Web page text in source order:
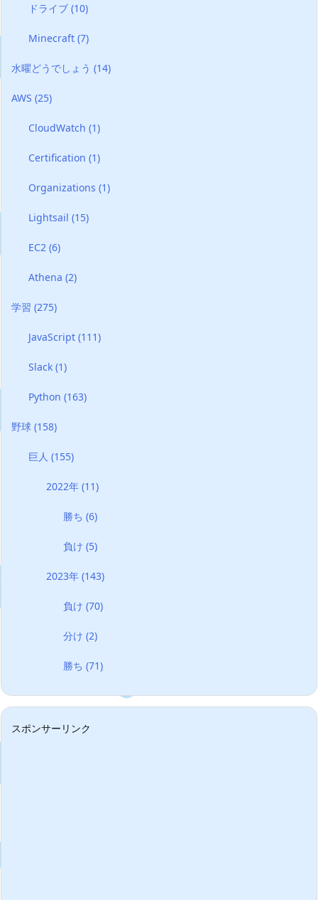
ドライブ(10)
Minecraft(7)
水曜どうでしょう (14)
AWS (25)
CloudWatch(1)
Certification(1)
Organizations(1)
Lightsail(15)
EC2(6)
Athena(2)
学習 (275)
JavaScript(111)
Slack(1)
Python(163)
野球 (158)
巨人(155)
2022年 (11)
勝ち(6)
負け(5)
2023年 (143)
負け(70)
分け(2)
勝ち(71)
スポンサーリンク